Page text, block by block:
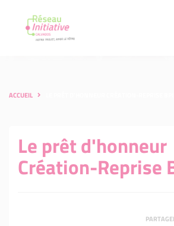
ACCUEIL
Le prêt d'honneur
Création-Reprise